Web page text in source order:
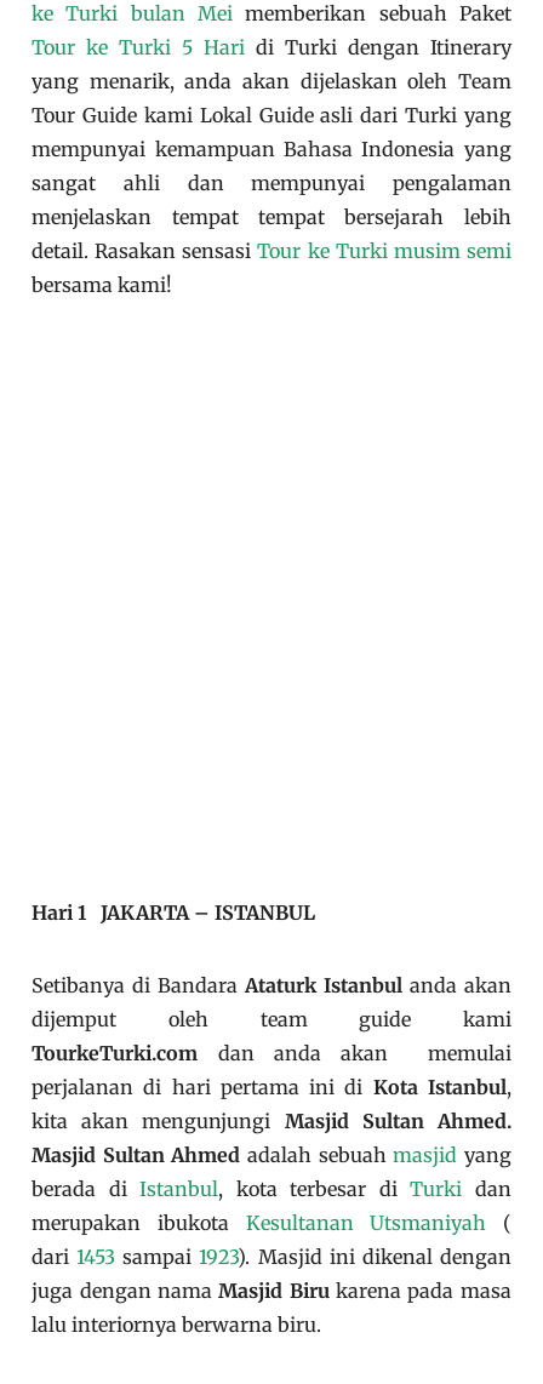
ke Turki bulan Mei memberikan sebuah Paket
Tour ke Turki 5 Hari di Turki dengan Itinerary
yang menarik, anda akan dijelaskan oleh Team
Tour Guide kami Lokal Guide asli dari Turki yang
mempunyai kemampuan Bahasa Indonesia yang
sangat ahli dan mempunyai pengalaman
menjelaskan tempat tempat bersejarah lebih
detail. Rasakan sensasiTour ke Turki musim semi
bersama kami!
Hari 1 JAKARTA – ISTANBUL
Setibanya di BandaraAtaturk Istanbulanda akan
dijemput oleh team guide kami
TourkeTurki.com dan anda akan memulai
perjalanan di hari pertama ini di Kota Istanbul,
kita akan mengunjungi Masjid Sultan Ahmed.
Masjid Sultan Ahmed adalah sebuahmasjid yang
berada diIstanbul, kota terbesar diTurki dan
merupakan ibukota Kesultanan Utsmaniyah (
dari1453 sampai1923). Masjid ini dikenal dengan
juga dengan namaMasjid Birukarena pada masa
lalu interiornya berwarna biru.